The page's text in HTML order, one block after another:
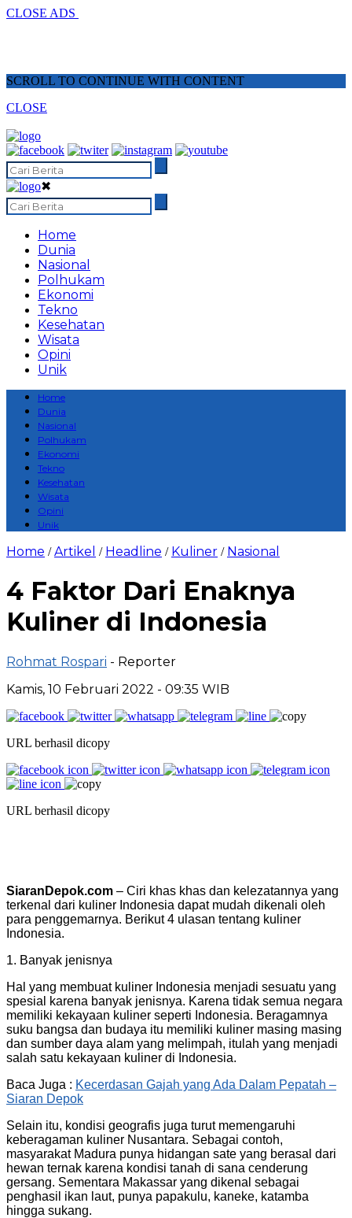
CLOSE ADS
SCROLL TO CONTINUE WITH CONTENT
CLOSE
✖
Home
Dunia
Nasional
Polhukam
Ekonomi
Tekno
Kesehatan
Wisata
Opini
Unik
Home
Dunia
Nasional
Polhukam
Ekonomi
Tekno
Kesehatan
Wisata
Opini
Unik
Home /Artikel / Headline / Kuliner / Nasional
4 Faktor Dari Enaknya
Kuliner di Indonesia
Rohmat Rospari - Reporter
Kamis, 10 Februari 2022 - 09:35 WIB
URL berhasil dicopy
URL berhasil dicopy
SiaranDepok.com – Ciri khas khas dan kelezatannya yang
terkenal dari kuliner Indonesia dapat mudah dikenali oleh
para penggemarnya. Berikut 4 ulasan tentang kuliner
Indonesia.
1. Banyak jenisnya
Hal yang membuat kuliner Indonesia menjadi sesuatu yang
spesial karena banyak jenisnya. Karena tidak semua negara
memiliki kekayaan kuliner seperti Indonesia. Beragamnya
suku bangsa dan budaya itu memiliki kuliner masing masing
dan sumber daya alam yang melimpah, itulah yang menjadi
salah satu kekayaan kuliner di Indonesia.
Baca Juga : Kecerdasan Gajah yang Ada Dalam Pepatah –
Siaran Depok
Selain itu, kondisi geografis juga turut memengaruhi
keberagaman kuliner Nusantara. Sebagai contoh,
masyarakat Madura punya hidangan sate yang berasal dari
hewan ternak karena kondisi tanah di sana cenderung
gersang. Sementara Makassar yang dikenal sebagai
penghasil ikan laut, punya papakulu, kaneke, katamba
hingga sukang.